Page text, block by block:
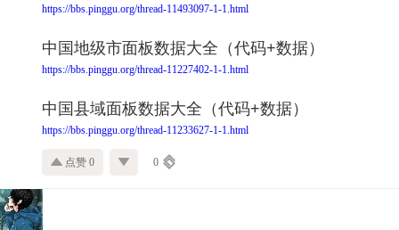
https://bbs.pinggu.org/thread-11493097-1-1.html
中国地级市面板数据大全（代码+数据）
https://bbs.pinggu.org/thread-11227402-1-1.html
中国县域面板数据大全（代码+数据）
https://bbs.pinggu.org/thread-11233627-1-1.html
点赞 0 0